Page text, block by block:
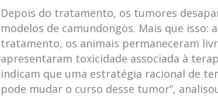
Depois do tratamento, os tumores
modelos de camundongos. Mais que isso:
tratamento, os animais permaneceram
apresentaram toxicidade associada à
indicam que uma estratégia racional de
pode mudar o curso desse tumor”,